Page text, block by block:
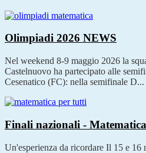
Olimpiadi 2026 NEWS
Nel weekend 8-9 maggio 2026 la
Castelnuovo ha partecipato alle
Cesenatico (FC): nella semifinale D...
Finali nazionali -
Un'esperienza da ricordare Il 15 e 16